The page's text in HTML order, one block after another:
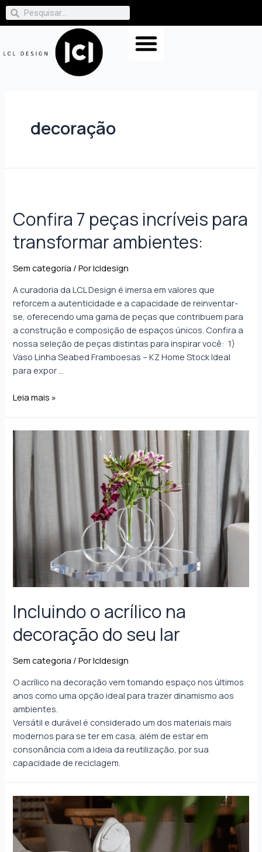
decoração
Confira 7 peças incríveis para
transformar ambientes:
Sem categoria / Porlcldesign
A curadoria da LCL Design é imersa em valores que
reforcem a autenticidade e a capacidade de reinventar-
se, oferecendo uma gama de peças que contribuem para
a construção e composição de espaços únicos. Confira a
nossa seleção de peças distintas para inspirar você: 1)
Vaso Linha Seabed Framboesas – KZ Home Stock Ideal
para expor …
Leia mais »
Incluindo o acrílico na
decoração do seu lar
Sem categoria / Porlcldesign
O acrílico na decoração vem tomando espaço nos últimos
anos como uma opção ideal para trazer dinamismo aos
ambientes.
Versátil e durável é considerado um dos materiais mais
modernos para se ter em casa, além de estar em
consonância com a ideia da reutilização, por sua
capacidade de reciclagem.